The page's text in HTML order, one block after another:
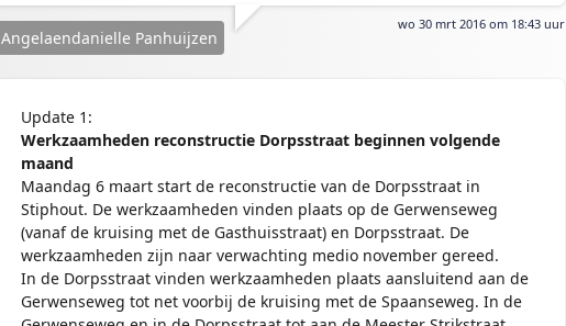
wo 30 mrt 2016 om 18:43 uur
Angelaendanielle Panhuijzen
Update 1:
Werkzaamheden reconstructie Dorpsstraat beginnen volgende
maand
Maandag 6 maart start de reconstructie van de Dorpsstraat in
Stiphout. De werkzaamheden vinden plaats op de Gerwenseweg
(vanaf de kruising met de Gasthuisstraat) en Dorpsstraat. De
werkzaamheden zijn naar verwachting medio november gereed.
In de Dorpsstraat vinden werkzaamheden plaats aansluitend aan de
Gerwenseweg tot net voorbij de kruising met de Spaanseweg. In de